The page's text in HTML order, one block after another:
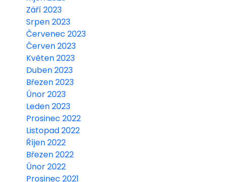
Září 2023
Srpen 2023
Červenec 2023
Červen 2023
Květen 2023
Duben 2023
Březen 2023
Únor 2023
Leden 2023
Prosinec 2022
Listopad 2022
Říjen 2022
Březen 2022
Únor 2022
Prosinec 2021